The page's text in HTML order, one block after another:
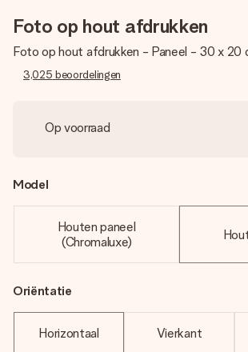
Foto op hout afdrukken
Foto op hout afdrukken - Paneel - 30 x 20
3,025 beoordelingen
Op voorraad
Model
Houten paneel
(Chromaluxe)
Oriëntatie
Horizontaal Vierkant